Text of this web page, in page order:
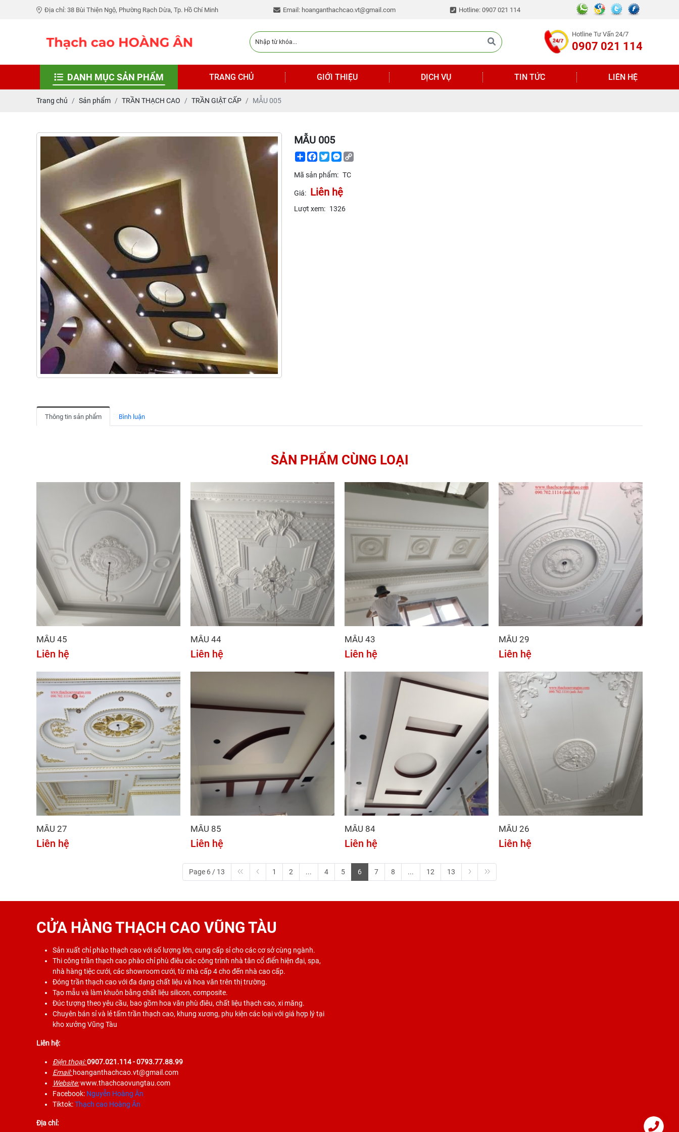
Địa chỉ: 38 Bùi Thiện Ngộ, Phường Rạch Dừa, Tp. Hồ Chí Minh Email: hoanganthachcao.vt@gmail.com Hotline: 0907 021 114
Hotline Tư Vấn 24/7
0907 021 114
DANH MỤC SẢN PHẨM TRANG CHỦ GIỚI THIỆU DỊCH VỤ TIN TỨC LIÊN HỆ
Trang chủ Sản phẩm TRẦN THẠCH CAO TRẦN GIẬT CẤP MẪU 005
MẪU 005
ShareFacebook
TwitterMessenger
Mã sản phẩm: TC
Giá: Liên hệ
Lượt xem: 1326
Thông tin sản phẩm Bình luận
SẢN PHẨM CÙNG LOẠI
MẪU 45
Liên hệ
MẪU 44
Liên hệ
MẪU 43
Liên hệ
MẪU 29
Liên hệ
MẪU 27
Liên hệ
MẪU 85
Liên hệ
MẪU 84
Liên hệ
MẪU 26
Liên hệ
Page 6 / 13 1 2 ... 4 5 6 7 8 ... 12 13
CỬA HÀNG THẠCH CAO VŨNG TÀU
Sản xuất chỉ phào thạch cao với số lượng lớn, cung cấp sỉ cho các cơ sở cùng ngành.
Thi công trần thạch cao phào chỉ phù điêu các công trình nhà tân cổ điển hiện đại, spa,
nhà hàng tiệc cưới, các showroom cưới, từ nhà cấp 4 cho đến nhà cao cấp.
Đóng trần thạch cao với đa dạng chất liệu và hoa văn trên thị trường.
Tạo mẫu và làm khuôn bằng chất liệu silicon, composite.
Đúc tượng theo yêu cầu, bao gồm hoa văn phù điêu, chất liệu thạch cao, xi măng.
Chuyên bán sỉ và lẻ tấm trần thạch cao, khung xương, phụ kiện các loại với giá hợp lý tại
kho xưởng Vũng Tàu
Liên hệ:
Điện thoại:0907.021.114- 0793.77.88.99
Email: hoanganthachcao.vt@gmail.com
Website:www.thachcaovungtau.com
Facebook: Nguyễn Hoàng Ân
Tiktok:Thạch cao Hoàng Ân
Địa chỉ: